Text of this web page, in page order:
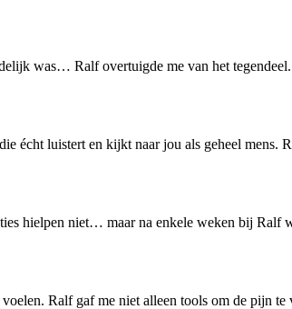
was… Ralf overtuigde me van het
écht luistert en kijkt naar jou als geheel mens.
hielpen niet… maar na enkele weken bij
Ralf gaf me niet alleen tools om de pijn